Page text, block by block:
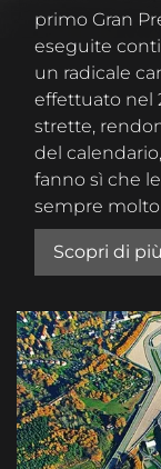
primo Gran
eseguite
un radicale
effettuato nel
strette,
del
fanno sì che
sempre
Scopri di più